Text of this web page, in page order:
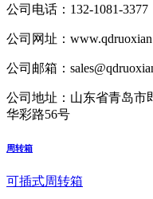
公司电话： 132-1081-3377
公司网址：
公司邮箱：
公司地址： 山东省青岛市
华彩路56号
周转箱
可插式周转箱